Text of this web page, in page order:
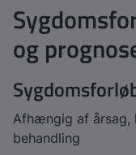
og
Afhængig af årsag,
behandling